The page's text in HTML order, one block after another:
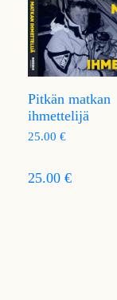
Pitkän matkan
ihmettelijä
25.00 €
25.00 €